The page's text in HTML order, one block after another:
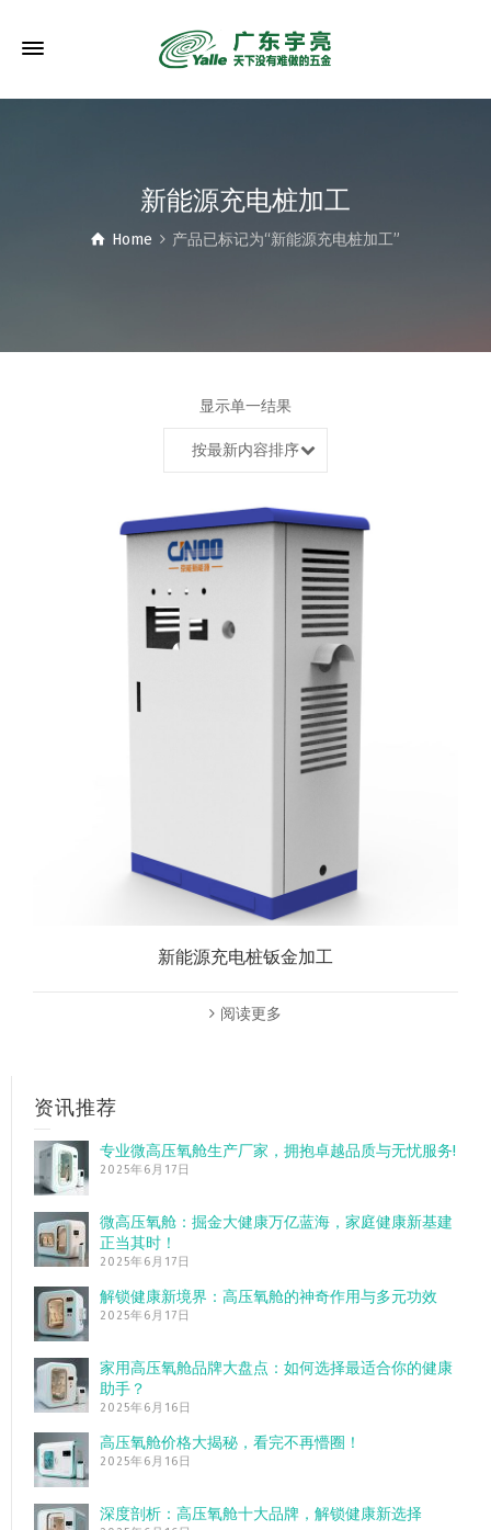
新能源充电桩加工
Home 产品已标记为“新能源充电桩加工”
显示单一结果
按最新内容排序
新能源充电桩钣金加工
阅读更多
资讯推荐
专业微高压氧舱生产厂家，拥抱卓越品质与无忧服务!
2025年6月17日
微高压氧舱：掘金大健康万亿蓝海，家庭健康新基建
正当其时！
2025年6月17日
解锁健康新境界：高压氧舱的神奇作用与多元功效
2025年6月17日
家用高压氧舱品牌大盘点：如何选择最适合你的健康
助手？
2025年6月16日
高压氧舱价格大揭秘，看完不再懵圈！
2025年6月16日
深度剖析：高压氧舱十大品牌，解锁健康新选择